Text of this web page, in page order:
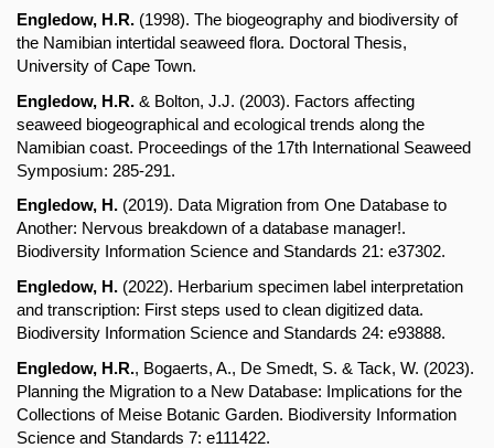
Engledow, H.R. (1998). The biogeography and biodiversity of
the Namibian intertidal seaweed flora. Doctoral Thesis,
University of Cape Town.
Engledow, H.R. & Bolton, J.J. (2003). Factors affecting
seaweed biogeographical and ecological trends along the
Namibian coast. Proceedings of the 17th International Seaweed
Symposium: 285-291.
Engledow, H. (2019). Data Migration from One Database to
Another: Nervous breakdown of a database manager!.
Biodiversity Information Science and Standards 21: e37302.
Engledow, H. (2022). Herbarium specimen label interpretation
and transcription: First steps used to clean digitized data.
Biodiversity Information Science and Standards 24: e93888.
Engledow, H.R., Bogaerts, A., De Smedt, S. & Tack, W. (2023).
Planning the Migration to a New Database: Implications for the
Collections of Meise Botanic Garden. Biodiversity Information
Science and Standards 7: e111422.